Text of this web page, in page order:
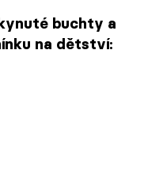
buchty a
na dětství: